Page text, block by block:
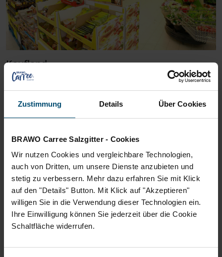
Zustimmung Details Über Cookies
BRAWO Carree Salzgitter - Cookies
Wir nutzen Cookies und vergleichbare Technologien,
auch von Dritten, um unsere Dienste anzubieten und
stetig zu verbessern. Mehr dazu erfahren Sie mit Klick
auf den "Details" Button. Mit Klick auf "Akzeptieren"
willigen Sie in die Verwendung dieser Technologien ein.
Ihre Einwilligung können Sie jederzeit über die Cookie
Schaltfläche widerrufen.
Kaufland
Jeans Fritz